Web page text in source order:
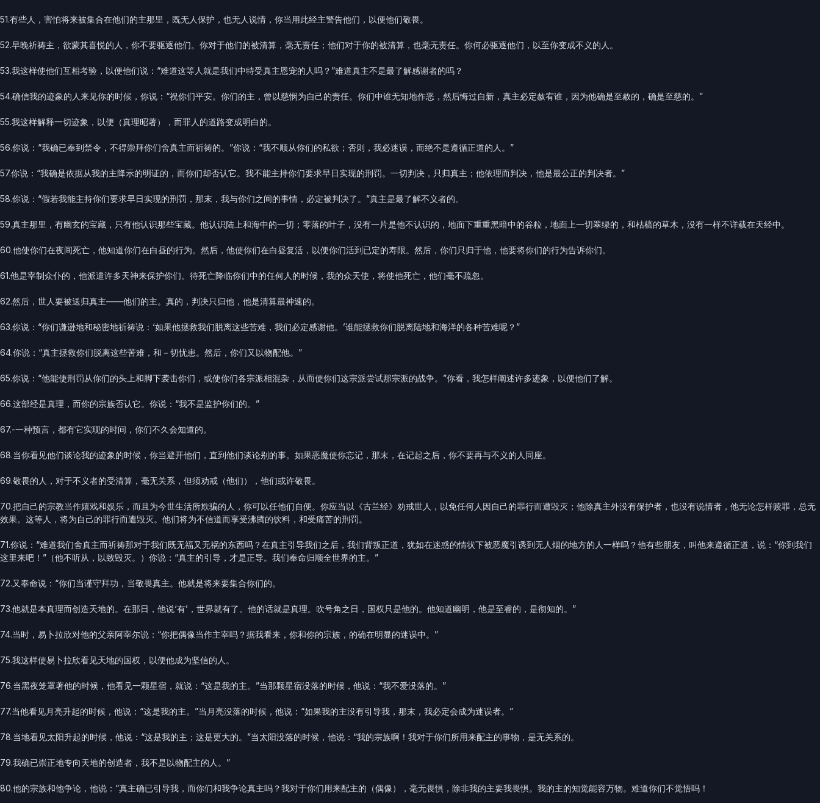
51.有些人，害怕将来被集合在他们的主那里，既无人保护，也无人说情，你当用此经主警告他们，以便他们敬畏。
52.早晚祈祷主，欲蒙其喜悦的人，你不要驱逐他们。你对于他们的被清算，毫无责任；他们对于你的被清算，也毫无责任。你何必驱逐他们，以至你变成不义的人。
53.我这样使他们互相考验，以便他们说：“难道这等人就是我们中特受真主恩宠的人吗？”难道真主不是最了解感谢者的吗？
54.确信我的迹象的人来见你的时候，你说：“祝你们平安。你们的主，曾以慈悯为自己的责任。你们中谁无知地作恶，然后悔过自新，真主必定赦宥谁，因为他确是至赦的，确是至慈的。”
55.我这样解释一切迹象，以便（真理昭著），而罪人的道路变成明白的。
56.你说：“我确已奉到禁令，不得崇拜你们舍真主而祈祷的。”你说：“我不顺从你们的私欲；否则，我必迷误，而绝不是遵循正道的人。”
57.你说：“我确是依据从我的主降示的明证的，而你们却否认它。我不能主持你们要求早日实现的刑罚。一切判决，只归真主；他依理而判决，他是最公正的判决者。”
58.你说：“假若我能主持你们要求早日实现的刑罚，那末，我与你们之间的事情，必定被判决了。”真主是最了解不义者的。
59.真主那里，有幽玄的宝藏，只有他认识那些宝藏。他认识陆上和海中的一切；零落的叶子，没有一片是他不认识的，地面下重重黑暗中的谷粒，地面上一切翠绿的，和枯槁的草木，没有一样不详载在天经中。
60.他使你们在夜间死亡，他知道你们在白昼的行为。然后，他使你们在白昼复活，以便你们活到已定的寿限。然后，你们只归于他，他要将你们的行为告诉你们。
61.他是宰制众仆的，他派遣许多天神来保护你们。待死亡降临你们中的任何人的时候，我的众天使，将使他死亡，他们毫不疏忽。
62.然后，世人要被送归真主——他们的主。真的，判决只归他，他是清算最神速的。
63.你说：“你们谦逊地和秘密地祈祷说：‘如果他拯救我们脱离这些苦难，我们必定感谢他。’谁能拯救你们脱离陆地和海洋的各种苦难呢？”
64.你说：“真主拯救你们脱离这些苦难，和－切忧患。然后，你们又以物配他。”
65.你说：“他能使刑罚从你们的头上和脚下袭击你们，或使你们各宗派相混杂，从而使你们这宗派尝试那宗派的战争。”你看，我怎样阐述许多迹象，以便他们了解。
66.这部经是真理，而你的宗族否认它。你说：“我不是监护你们的。”
67.-一种预言，都有它实现的时间，你们不久会知道的。
68.当你看见他们谈论我的迹象的时候，你当避开他们，直到他们谈论别的事。如果恶魔使你忘记，那末，在记起之后，你不要再与不义的人同座。
69.敬畏的人，对于不义者的受清算，毫无关系，但须劝戒（他们），他们或许敬畏。
70.把自己的宗教当作嬉戏和娱乐，而且为今世生活所欺骗的人，你可以任他们自便。你应当以《古兰经》劝戒世人，以免任何人因自己的罪行而遭毁灭；他除真主外没有保护者，也没有说情者，他无论怎样赎罪，总无
效果。这等人，将为自己的罪行而遭毁灭。他们将为不信道而享受沸腾的饮料，和受痛苦的刑罚。
71.你说：“难道我们舍真主而祈祷那对于我们既无福又无祸的东西吗？在真主引导我们之后，我们背叛正道，犹如在迷惑的情状下被恶魔引诱到无人烟的地方的人一样吗？他有些朋友，叫他来遵循正道，说：“你到我们
这里来吧！”（他不听从，以致毁灭。）你说：“真主的引导，才是正导。我们奉命归顺全世界的主。”
72.又奉命说：“你们当谨守拜功，当敬畏真主。他就是将来要集合你们的。
73.他就是本真理而创造天地的。在那日，他说‘有’，世界就有了。他的话就是真理。吹号角之日，国权只是他的。他知道幽明，他是至睿的，是彻知的。”
74.当时，易卜拉欣对他的父亲阿宰尔说：“你把偶像当作主宰吗？据我看来，你和你的宗族，的确在明显的迷误中。”
75.我这样使易卜拉欣看见天地的国权，以便他成为坚信的人。
76.当黑夜笼罩著他的时候，他看见一颗星宿，就说：“这是我的主。”当那颗星宿没落的时候，他说：“我不爱没落的。”
77.当他看见月亮升起的时候，他说：“这是我的主。”当月亮没落的时候，他说：“如果我的主没有引导我，那末，我必定会成为迷误者。”
78.当地看见太阳升起的时候，他说：“这是我的主；这是更大的。”当太阳没落的时候，他说：“我的宗族啊！我对于你们所用来配主的事物，是无关系的。
79.我确已崇正地专向天地的创造者，我不是以物配主的人。”
80.他的宗族和他争论，他说：“真主确已引导我，而你们和我争论真主吗？我对于你们用来配主的（偶像），毫无畏惧，除非我的主要我畏惧。我的主的知觉能容万物。难道你们不觉悟吗！